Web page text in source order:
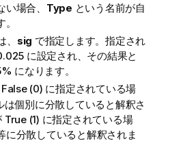
場合、 Type という名前が自
sig で指定します。指定され
に設定され、その結果と
になります。
False(0) に指定されている場
個別に分散していると解釈さ
True(1) に指定されている場
に分散していると解釈されま